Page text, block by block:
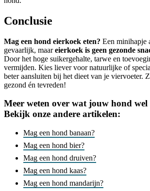
Conclusie
Mag een hond eierkoek eten? Een minihapje
gevaarlijk, maareierkoek is geen gezonde
Door het hoge suikergehalte, tarwe en
vermijden. Kies liever voor natuurlijke of
beter aansluiten bij het dieet van je viervoeter.
gezond én tevreden!
Meer weten over wat jouw hond wel
Bekijk onze andere artikelen:
Mag een hond banaan?
Mag een hond bier?
Mag een hond druiven?
Mag een hond kaas?
Mag een hond mandarijn?